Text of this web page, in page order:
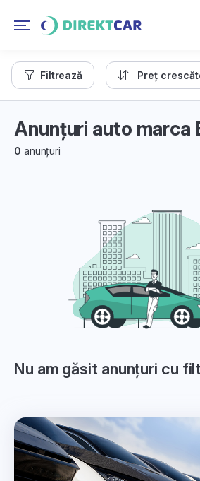
Filtrează Preț
Anunțuri auto marca
0 anunțuri
Nu am găsit anunțuri cu